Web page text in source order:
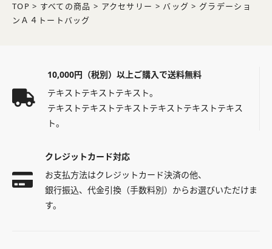
TOP > すべての商品 > アクセサリー > バッグ > グラデーショ
ンＡ４トートバッグ
10,000円（税別）以上ご購入で送料無料
テキストテキストテキスト。
テキストテキストテキストテキストテキストテキス
ト。
クレジットカード対応
お支払方法はクレジットカード決済の他、
銀行振込、代金引換（手数料別）からお選びいただけま
す。